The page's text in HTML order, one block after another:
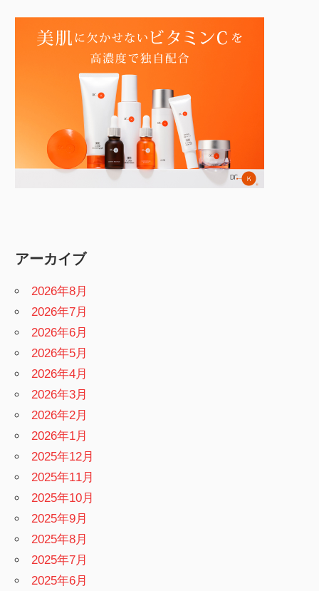
アーカイブ
2026年8月
2026年7月
2026年6月
2026年5月
2026年4月
2026年3月
2026年2月
2026年1月
2025年12月
2025年11月
2025年10月
2025年9月
2025年8月
2025年7月
2025年6月